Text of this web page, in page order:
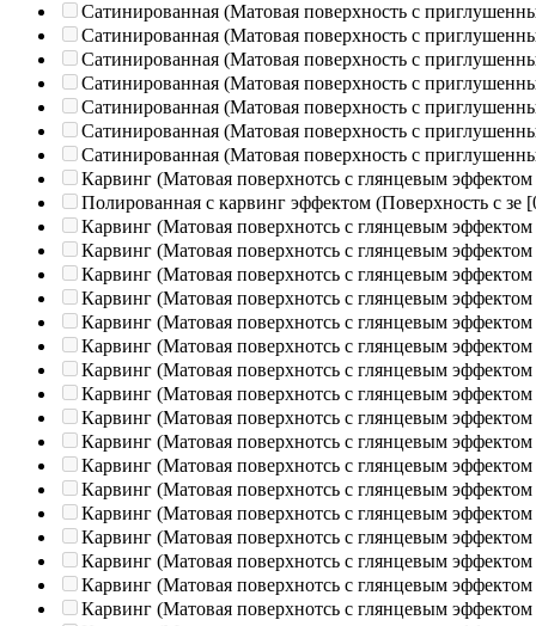
Сатинированная (Матовая поверхность с
Сатинированная (Матовая поверхность с
Сатинированная (Матовая поверхность с
Сатинированная (Матовая поверхность с
Сатинированная (Матовая поверхность с
Сатинированная (Матовая поверхность с
Сатинированная (Матовая поверхность с
Карвинг (Матовая поверхнотсь с глянцевым эффектом
Полированная c карвинг эффектом (Поверхность с зе
Карвинг (Матовая поверхнотсь с глянцевым эффектом
Карвинг (Матовая поверхнотсь с глянцевым эффектом
Карвинг (Матовая поверхнотсь с глянцевым эффектом
Карвинг (Матовая поверхнотсь с глянцевым эффектом
Карвинг (Матовая поверхнотсь с глянцевым эффектом
Карвинг (Матовая поверхнотсь с глянцевым эффектом
Карвинг (Матовая поверхнотсь с глянцевым эффектом
Карвинг (Матовая поверхнотсь с глянцевым эффектом
Карвинг (Матовая поверхнотсь с глянцевым эффектом
Карвинг (Матовая поверхнотсь с глянцевым эффектом
Карвинг (Матовая поверхнотсь с глянцевым эффектом
Карвинг (Матовая поверхнотсь с глянцевым эффектом
Карвинг (Матовая поверхнотсь с глянцевым эффектом
Карвинг (Матовая поверхнотсь с глянцевым эффектом
Карвинг (Матовая поверхнотсь с глянцевым эффектом
Карвинг (Матовая поверхнотсь с глянцевым эффектом
Карвинг (Матовая поверхнотсь с глянцевым эффектом